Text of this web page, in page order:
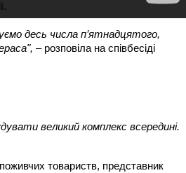
десь числа п’ятнадцятого,
– розповіла на співбесіді
великий комплекс всередині.
товариств, представник